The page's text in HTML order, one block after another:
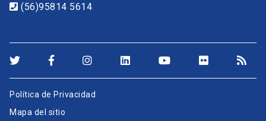
(56)95814 5614
Política de Privacidad
Mapa del sitio